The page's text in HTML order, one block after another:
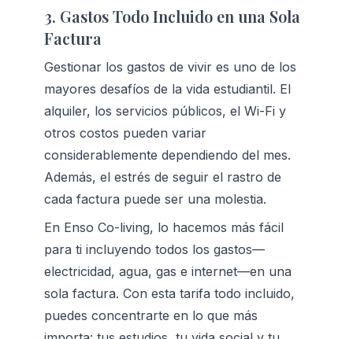
3. Gastos Todo Incluido en una Sola
Factura
Gestionar los gastos de vivir es uno de los
mayores desafíos de la vida estudiantil. El
alquiler, los servicios públicos, el Wi-Fi y
otros costos pueden variar
considerablemente dependiendo del mes.
Además, el estrés de seguir el rastro de
cada factura puede ser una molestia.
En Enso Co-living, lo hacemos más fácil
para ti incluyendo todos los gastos—
electricidad, agua, gas e internet—en una
sola factura. Con esta tarifa todo incluido,
puedes concentrarte en lo que más